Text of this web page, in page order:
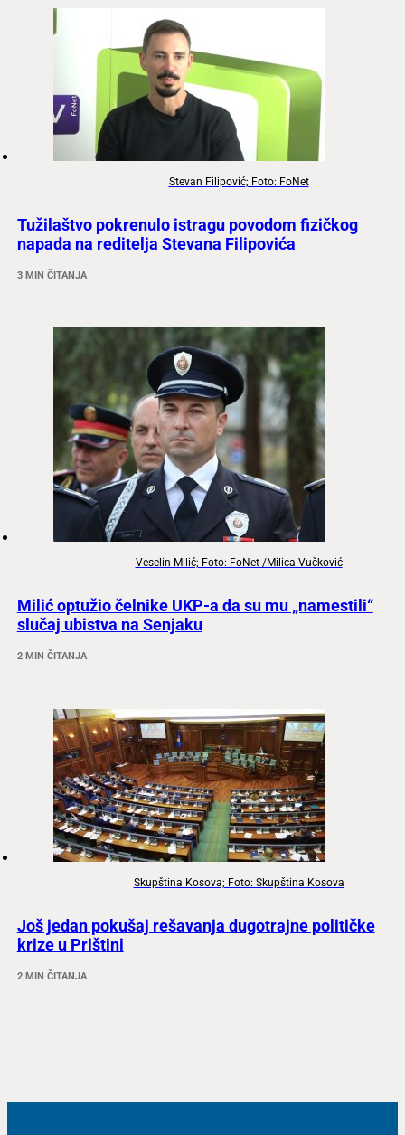
Stevan Filipović; Foto: FoNet
Tužilaštvo pokrenulo istragu povodom fizičkog
napada na reditelja Stevana Filipovića
3 MIN ČITANJA
Veselin Milić; Foto: FoNet /Milica Vučković
Milić optužio čelnike UKP-a da su mu „namestili“
slučaj ubistva na Senjaku
2 MIN ČITANJA
Skupština Kosova; Foto: Skupština Kosova
Još jedan pokušaj rešavanja dugotrajne političke
krize u Prištini
2 MIN ČITANJA